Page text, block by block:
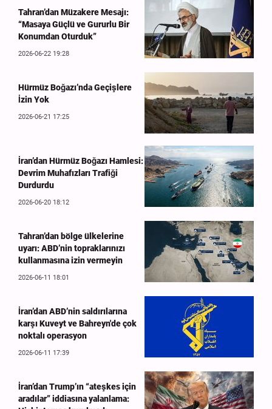
Tahran’dan Müzakere Mesajı:
“Masaya Güçlü ve Gururlu Bir
Konumdan Oturduk”
2026-06-22 19:28
Hürmüz Boğazı’nda Geçişlere
İzin Yok
2026-06-21 17:25
İran’dan Hürmüz Boğazı Hamlesi:
Devrim Muhafızları Trafiği
Durdurdu
2026-06-20 18:12
Tahran’dan bölge ülkelerine
uyarı: ABD’nin topraklarınızı
kullanmasına izin vermeyin
2026-06-11 18:01
İran’dan ABD’nin saldırılarına
karşı Kuveyt ve Bahreyn'de çok
noktalı operasyon
2026-06-11 17:39
İran’dan Trump’ın “ateşkes için
aradılar” iddiasına yalanlama: